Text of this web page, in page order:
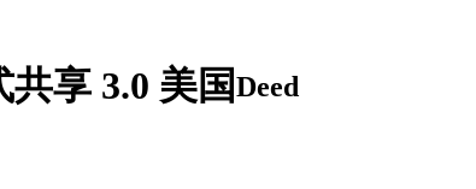
享 3.0 美国Deed